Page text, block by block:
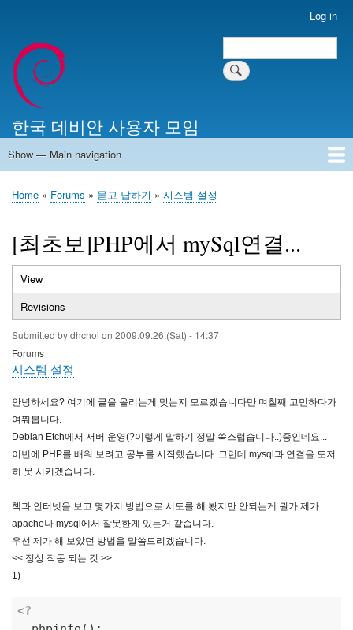
account
menu
Log in
Search
한국 데비안 사용자 모임
Main
Show — Main navigation
Home
알리는 말씀
최근 게시물
위키 문서
미러 서버
Breadcrumb
Home Forums 묻고 답하기 시스템 설정
[최초보]PHP에서 mySql연결...
Primary
tabs
View
tab)
Revisions
Submitted bydhchoi on 2009.09.26.(Sat) - 14:37
Forums
시스템 설정
안녕하세요? 여기에 글을 올리는게 맞는지 모르겠습니다만 며칠째 고민하다가
여쭤봅니다.
Debian Etch에서 서버 운영(?이렇게 말하기 정말 쑥스럽습니다..)중인데요...
이번에 PHP를 배워 보려고 공부를 시작했습니다. 그런데 mysql과 연결을 도저
히 못 시키겠습니다.
책과 인터넷을 보고 몇가지 방법으로 시도를 해 봤지만 안되는게 뭔가 제가
apache나 mysql에서 잘못한게 있는거 같습니다.
우선 제가 해 보았던 방법을 말씀드리겠습니다.
<< 정상 작동 되는 것 >>
1)
<?